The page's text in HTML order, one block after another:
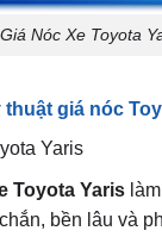
thuật giá nóc
bền lâu và
bao gồm 2